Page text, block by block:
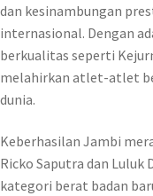
dan kesinambungan
internasional. Dengan
berkualitas seperti
melahirkan atlet-atlet
dunia.
Keberhasilan Jambi
Ricko Saputra dan Luluk
kategori berat badan